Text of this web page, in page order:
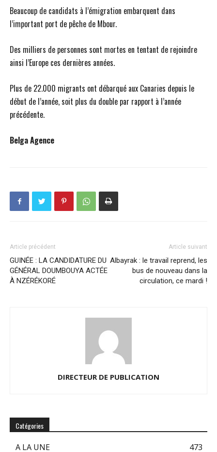
Beaucoup de candidats à l’émigration embarquent dans
l’important port de pêche de Mbour.
Des milliers de personnes sont mortes en tentant de rejoindre
ainsi l’Europe ces dernières années.
Plus de 22.000 migrants ont débarqué aux Canaries depuis le
début de l’année, soit plus du double par rapport à l’année
précédente.
Belga Agence
Article précédent
GUINÉE : LA CANDIDATURE DU
GÉNÉRAL DOUMBOUYA ACTÉE
À NZÉRÉKORÉ
Article suivant
Albayrak : le travail reprend, les
bus de nouveau dans la
circulation, ce mardi !
DIRECTEUR DE PUBLICATION
Catégories
A LA UNE 473